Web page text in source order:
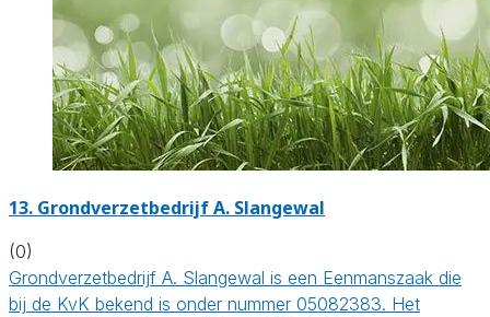
13. Grondverzetbedrijf A. Slangewal
(0)
Grondverzetbedrijf A. Slangewal is een Eenmanszaak die
bij de KvK bekend is onder nummer 05082383. Het